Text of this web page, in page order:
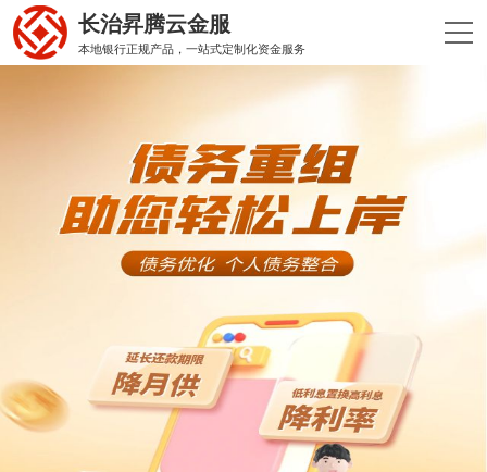
长治昇腾云金服
本地银行正规产品，一站式定制化资金服务